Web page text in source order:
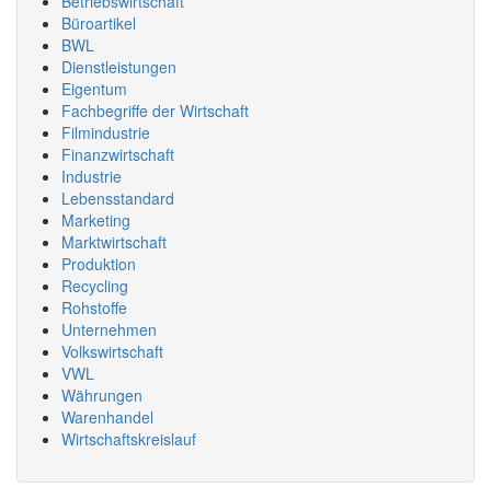
Büroartikel
BWL
Dienstleistungen
Eigentum
Fachbegriffe der Wirtschaft
Filmindustrie
Finanzwirtschaft
Industrie
Lebensstandard
Marketing
Marktwirtschaft
Produktion
Recycling
Rohstoffe
Unternehmen
Volkswirtschaft
VWL
Währungen
Warenhandel
Wirtschaftskreislauf